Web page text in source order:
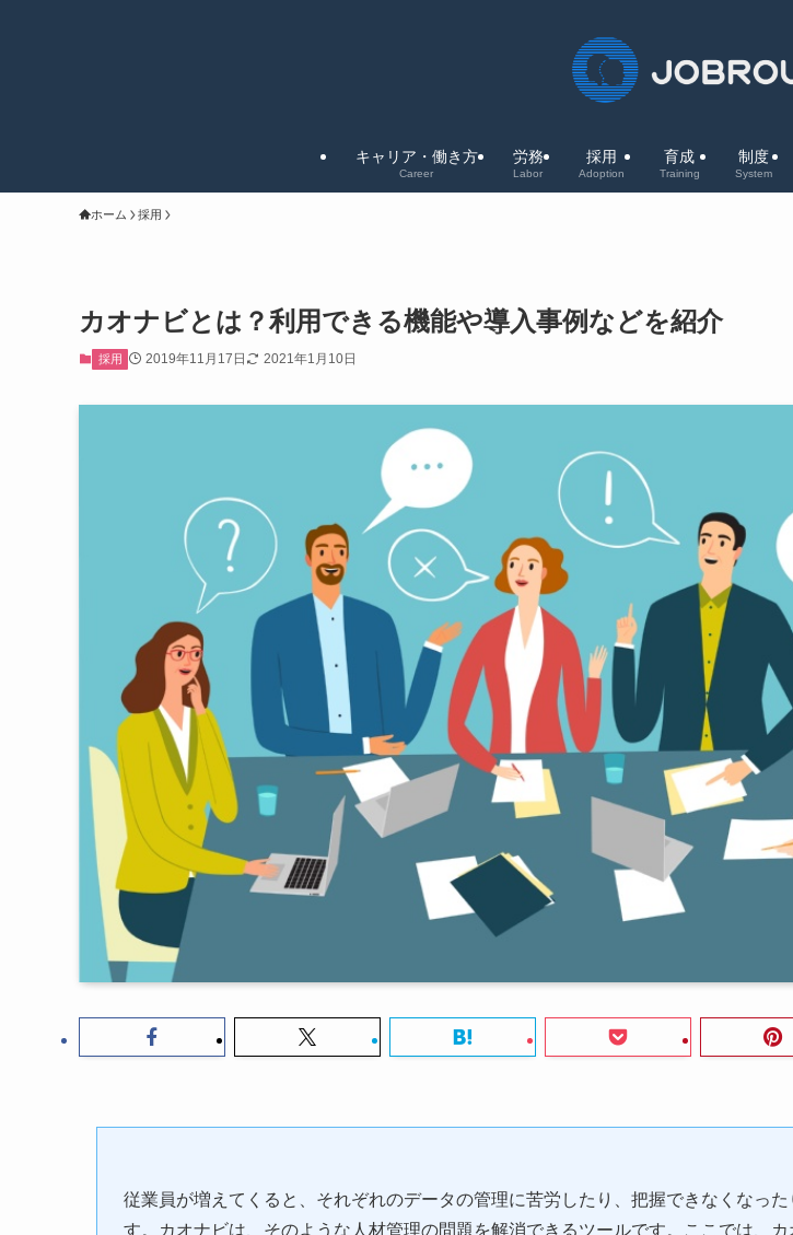
キャリア・働き方
Career
労務
Labor
採用
Adoption
育成
Training
制度
System
ホーム 採用
カオナビとは？利用できる機能や導入事例などを紹介
採用 2019年11月17日 2021年1月10日
従業員が増えてくると、それぞれのデータの管理に苦労したり、把握できなくなった
す。カオナビは、そのような人材管理の問題を解消できるツールです。ここでは、